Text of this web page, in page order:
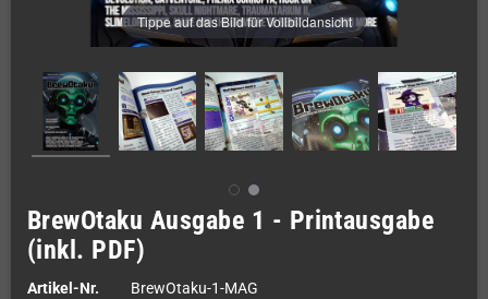
Tippe auf das Bild für Vollbildansicht
BrewOtaku Ausgabe 1 - Printausgabe
(inkl. PDF)
Artikel-Nr. BrewOtaku-1-MAG